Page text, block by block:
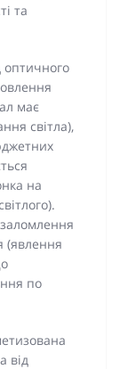
та
оптичного
має
світла),
на
(явлення
по
від